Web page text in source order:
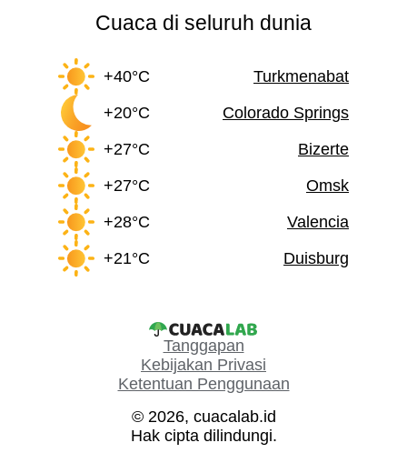
Cuaca di seluruh dunia
+40°C
Turkmenabat
+20°C
Colorado Springs
+27°C
Bizerte
+27°C
Omsk
+28°C
Valencia
+21°C
Duisburg
Tanggapan
Kebijakan Privasi
Ketentuan Penggunaan
© 2026, cuacalab.id
Hak cipta dilindungi.